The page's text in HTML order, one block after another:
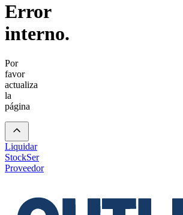
Error
interno.
Por
favor
actualiza
la
página
Liquidar
StockSer
Proveedor